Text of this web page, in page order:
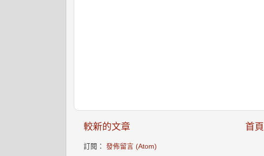
較新的文章 首頁
訂閱： 發佈留言 (Atom)